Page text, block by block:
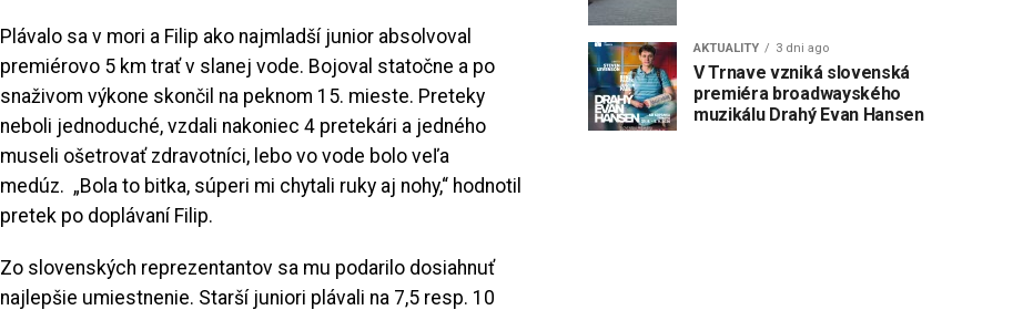
Plávalo sa v mori a Filip ako najmladší junior absolvoval
premiérovo 5 km trať v slanej vode. Bojoval statočne a po
snaživom výkone skončil na peknom 15. mieste. Preteky
neboli jednoduché, vzdali nakoniec 4 pretekári a jedného
museli ošetrovať zdravotníci, lebo vo vode bolo veľa
medúz. „Bola to bitka, súperi mi chytali ruky aj nohy,“ hodnotil
pretek po doplávaní Filip.
Zo slovenských reprezentantov sa mu podarilo dosiahnuť
najlepšie umiestnenie. Starší juniori plávali na 7,5 resp. 10
AKTUALITY 3 dni ago
V Trnave vzniká slovenská
premiéra broadwayského
muzikálu Drahý Evan Hansen